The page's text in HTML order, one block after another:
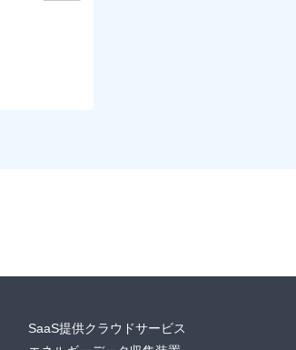
SaaS提供クラウドサービス